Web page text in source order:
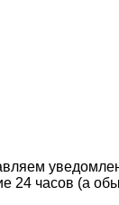
24 часов (а